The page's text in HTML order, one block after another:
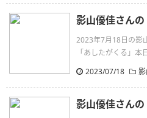
影山優佳さんの
2023年7月18日の影
「あしたがくる」本
2023/07/18
影山優佳さんの